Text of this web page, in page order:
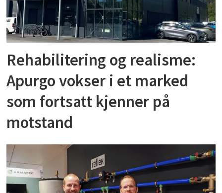
Rehabilitering og realisme:
Apurgo vokser i et marked
som fortsatt kjenner på
motstand